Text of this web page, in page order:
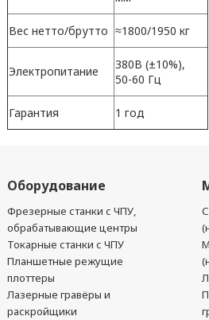
Вес нетто/брутто ≈1800/1950 кг
Электропитание
380В (±10%),
50-60 Гц
Гарантия 1 год
Оборудование
Фрезерные станки с ЧПУ,
обрабатывающие центры
Токарные станки с ЧПУ
Планшетные режущие
плоттеры
Лазерные гравёры и
раскройщики